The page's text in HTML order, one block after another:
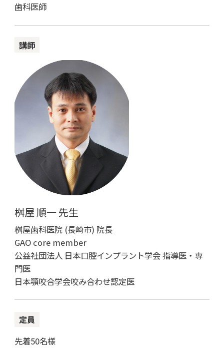
歯科医師
講師
桝屋 順一 先生
桝屋歯科医院 (長崎市) 院長
GAO core member
公益社団法人 日本口腔インプラント学会 指導医・専
門医
日本顎咬合学会咬み合わせ認定医
定員
先着50名様